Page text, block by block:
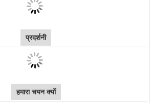
प्रदर्शनी
हमारा चयन क्यों